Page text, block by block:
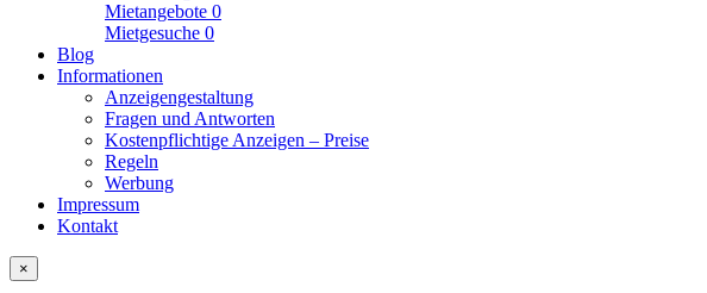
Mietangebote 0
Mietgesuche 0
Blog
Informationen
Anzeigengestaltung
Fragen und Antworten
Kostenpflichtige Anzeigen – Preise
Regeln
Werbung
Impressum
Kontakt
×